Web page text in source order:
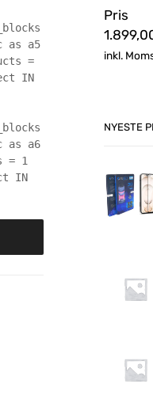
as a5
=
IN
as a6
= 1
IN
Pris
inkl.
NYESTE